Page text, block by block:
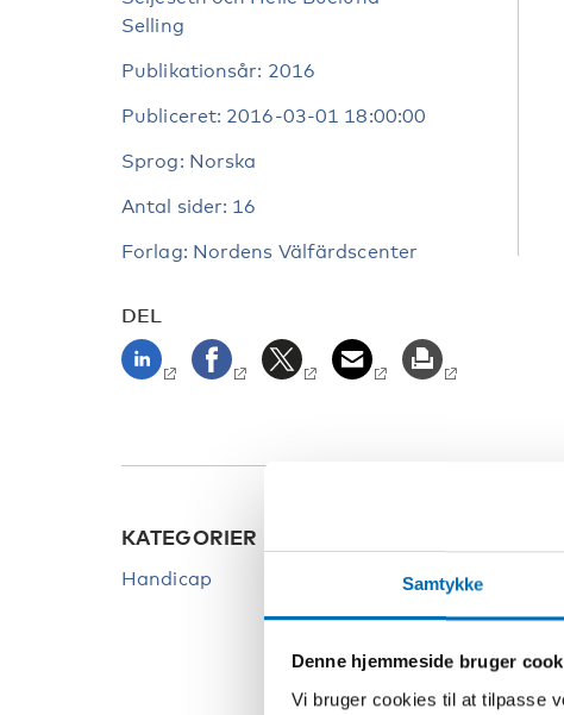
Samtykke
Denne hjemmeside bruger
Vi bruger cookies til at tilpasse
Selling
Publikationsår: 2016
Publiceret: 2016-03-01 18:00:00
Sprog: Norska
Antal sider: 16
Forlag: Nordens Välfärdscenter
DEL
KATEGORIER
Handicap